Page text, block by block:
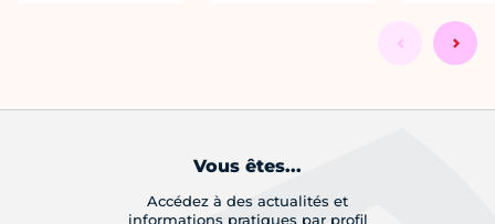
Vous êtes...
Accédez à des actualités et
informations pratiques par profil